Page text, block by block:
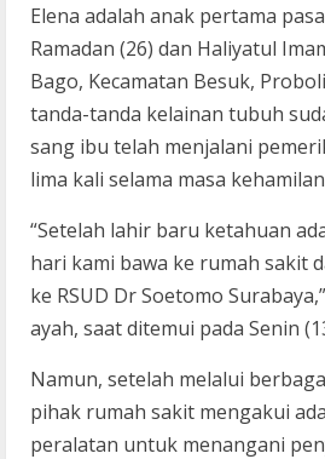
Elena adalah anak pertama
Ramadan (26) dan Haliyatul
Bago, Kecamatan Besuk,
tanda-tanda kelainan tubuh
sang ibu telah menjalani
lima kali selama masa
“Setelah lahir baru ketahuan
hari kami bawa ke rumah sakit
ke RSUD Dr Soetomo
ayah, saat ditemui pada Senin
Namun, setelah melalui
pihak rumah sakit mengakui
peralatan untuk menangani